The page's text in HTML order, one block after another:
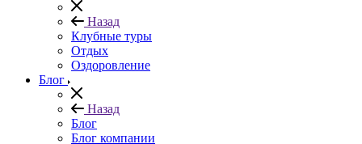
Назад
Клубные туры
Отдых
Оздоровление
Блог
Назад
Блог
Блог компании